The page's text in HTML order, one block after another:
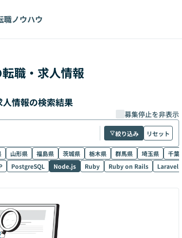
職ノウハウ
職・求人情報
情報の検索結果
募集停止を非表示
絞り込み リセット
山形県 福島県 茨城県 栃木県 群馬県 埼玉県 千葉県
PostgreSQL Node.js Ruby Ruby on Rails Laravel